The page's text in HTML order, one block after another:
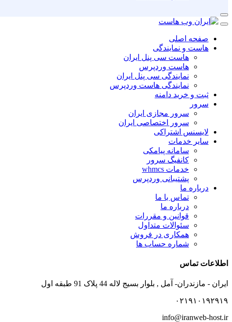
صفحه اصلی
هاست و نمایندگی
هاست سی پنل ایران
هاست وردپرس
نمایندگی سی پنل ایران
نمایندگی هاست وردپرس
ثبت و خرید دامنه
سرور
سرور مجازی ایران
سرور اختصاصی ایران
لایسنس اشتراکی
سایر خدمات
سامانه پیامکی
کانفیگ سرور
خدمات whmcs
پشتیبانی وردپرس
درباره ما
تماس با ما
درباره ما
قوانین و مقررات
سئوالات متداول
همکاری در فروش
شماره حساب ها
اطلاعات تماس
ایران - مازندران- آمل , بلوار بسیج لاله 44 پلاک 91 طبقه اول
۰۲۱۹۱۰۱۹۲۹۱۹
info@iranweb-host.ir